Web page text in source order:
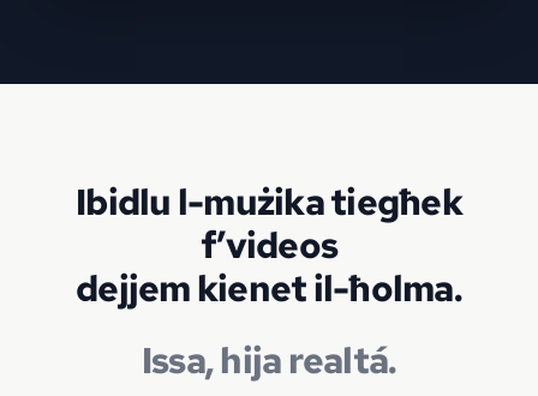
Ibidlu l-mużika tiegħek
f’videos
dejjem kienet il-ħolma.
Issa, hija realtá.